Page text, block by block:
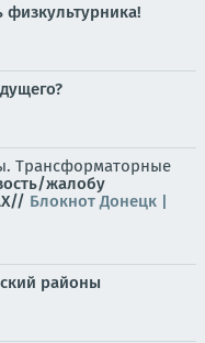
физкультурника!
Трансформаторные
жалобу
Блокнот Донецк |
районы